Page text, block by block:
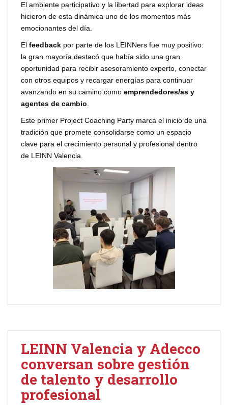
El ambiente participativo y la libertad para explorar ideas
hicieron de esta dinámica uno de los momentos más
emocionantes del día.
El feedback por parte de los LEINNers fue muy positivo:
la gran mayoría destacó que había sido una gran
oportunidad para recibir asesoramiento experto, conectar
con otros equipos y recargar energías para continuar
avanzando en su camino como emprendedores/as y
agentes de cambio.
Este primer Project Coaching Party marca el inicio de una
tradición que promete consolidarse como un espacio
clave para el crecimiento personal y profesional dentro
de LEINN Valencia.
LEINN Valencia y Adecco
conversan sobre gestión
de talento y desarrollo
profesional